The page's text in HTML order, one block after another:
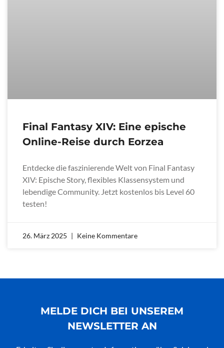
Final Fantasy XIV: Eine epische
Online-Reise durch Eorzea
Entdecke die faszinierende Welt von Final Fantasy
XIV: Epische Story, flexibles Klassensystem und
lebendige Community. Jetzt kostenlos bis Level 60
testen!
26. März 2025 Keine Kommentare
MELDE DICH BEI UNSEREM
NEWSLETTER AN